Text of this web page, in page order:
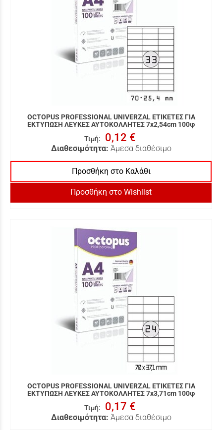
OCTOPUS PROFESSIONAL UNIVERZAL ΕΤΙΚΕΤΕΣ ΓΙΑ
ΕΚΤΥΠΩΣΗ ΛΕΥΚΕΣ ΑΥΤΟΚΟΛΛΗΤΕΣ 7x2,54cm 100φ
Τιμή: 0,12 €
Διαθεσιμότητα: Άμεσα διαθέσιμο
Προσθήκη στο Καλάθι
Προσθήκη στο Wishlist
OCTOPUS PROFESSIONAL UNIVERZAL ΕΤΙΚΕΤΕΣ ΓΙΑ
ΕΚΤΥΠΩΣΗ ΛΕΥΚΕΣ ΑΥΤΟΚΟΛΛΗΤΕΣ 7x3,71cm 100φ
Τιμή: 0,17 €
Διαθεσιμότητα: Άμεσα διαθέσιμο